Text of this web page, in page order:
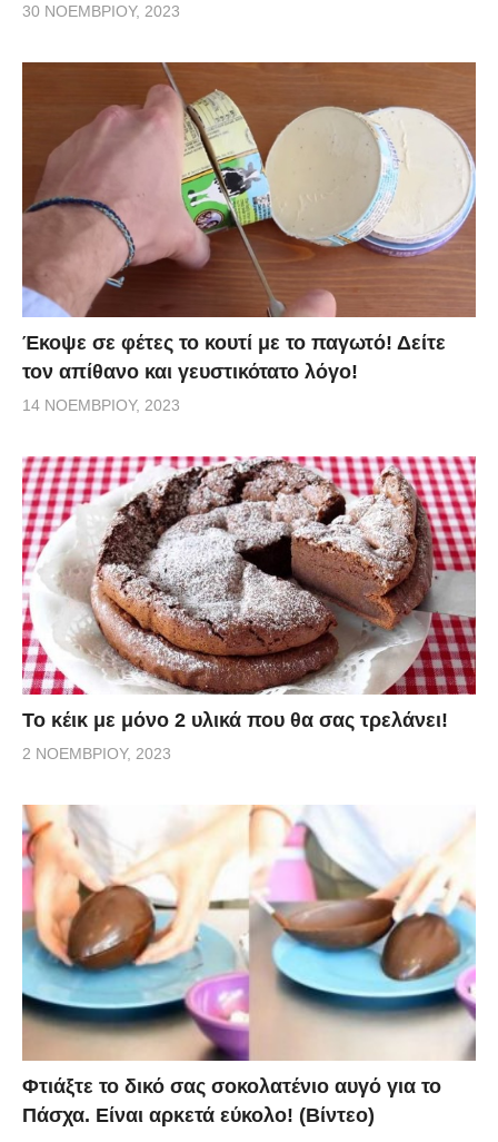
30 ΝΟΕΜΒΡΊΟΥ, 2023
Έκοψε σε φέτες το κουτί με το παγωτό! Δείτε
τον απίθανο και γευστικότατο λόγο!
14 ΝΟΕΜΒΡΊΟΥ, 2023
Το κέικ με μόνο 2 υλικά που θα σας τρελάνει!
2 ΝΟΕΜΒΡΊΟΥ, 2023
Φτιάξτε το δικό σας σοκολατένιο αυγό για το
Πάσχα. Είναι αρκετά εύκολο! (Βίντεο)